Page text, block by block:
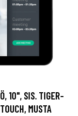
10", SIS. TIGER-
MUSTA